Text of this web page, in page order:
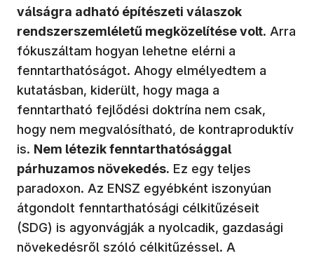
válságra adható építészeti válaszok
rendszerszemléletű megközelítése volt. Arra
fókuszáltam hogyan lehetne elérni a
fenntarthatóságot. Ahogy elmélyedtem a
kutatásban, kiderült, hogy maga a
fenntartható fejlődési doktrína nem csak,
hogy nem megvalósítható, de kontraproduktív
is. Nem létezik fenntarthatósággal
párhuzamos növekedés. Ez egy teljes
paradoxon. Az ENSZ egyébként iszonyúan
átgondolt fenntarthatósági célkitűzéseit
(SDG) is agyonvágják a nyolcadik, gazdasági
növekedésről szóló célkitűzéssel. A